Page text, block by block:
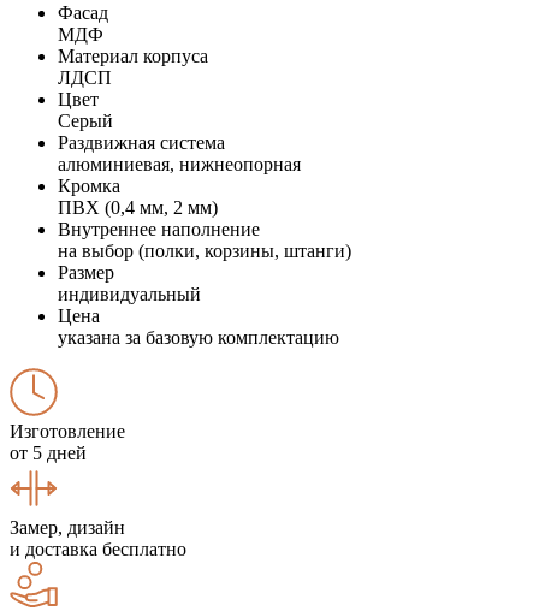
Фасад
МДФ
Материал корпуса
ЛДСП
Цвет
Серый
Раздвижная система
алюминиевая, нижнеопорная
Кромка
ПВХ (0,4 мм, 2 мм)
Внутреннее наполнение
на выбор (полки, корзины, штанги)
Размер
индивидуальный
Цена
указана за базовую комплектацию
Изготовление
от 5 дней
Замер, дизайн
и доставка бесплатно